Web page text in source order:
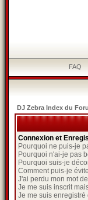
FAQ
DJ Zebra Index du
Connexion et
Pourquoi ne puis-je
Pourquoi n'ai-je pas
Pourquoi suis-je
Comment puis-je
J'ai perdu mon mot
Je me suis inscrit
Je me suis